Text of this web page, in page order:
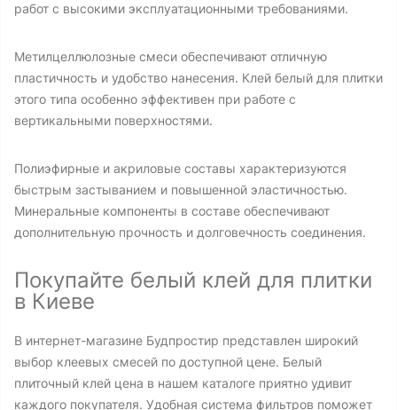
работ с высокими эксплуатационными требованиями.
Метилцеллюлозные смеси обеспечивают отличную
пластичность и удобство нанесения. Клей белый для плитки
этого типа особенно эффективен при работе с
вертикальными поверхностями.
Полиэфирные и акриловые составы характеризуются
быстрым застыванием и повышенной эластичностью.
Минеральные компоненты в составе обеспечивают
дополнительную прочность и долговечность соединения.
Покупайте белый клей для плитки
в Киеве
В интернет-магазине Будпростир представлен широкий
выбор клеевых смесей по доступной цене. Белый
плиточный клей цена в нашем каталоге приятно удивит
каждого покупателя. Удобная система фильтров поможет